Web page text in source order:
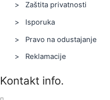
> Zaštita privatnosti
> Isporuka
> Pravo na odustajanje
> Reklamacije
Kontakt info.